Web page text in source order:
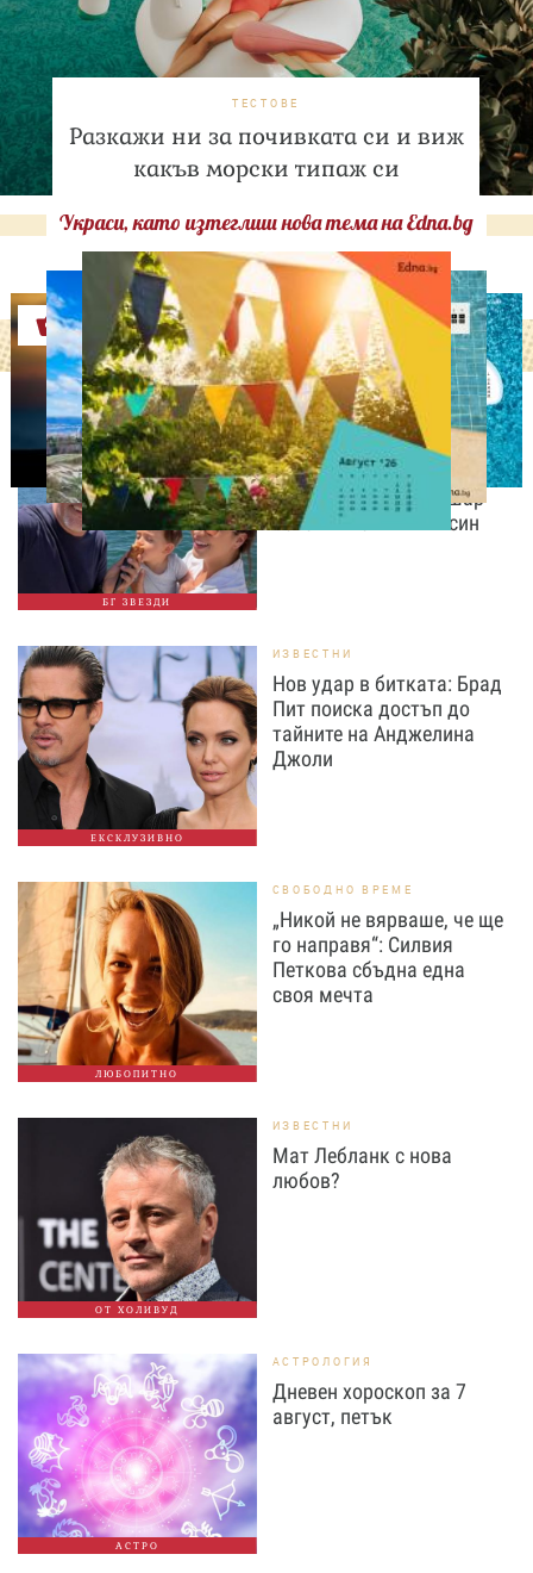
ТЕСТОВЕ
Разкажи ни за почивката си и виж
какъв морски типаж си
Украси, като изтеглиш нова тема на Edna.bg
Оферти
БГ ЗВЕЗДИ
ИЗВЕСТНИ
Любомира Башева
разтопи мрежата с най-
нежните кадри с Башар
Рахал и малкия им син
ЕКСКЛУЗИВНО
ИЗВЕСТНИ
Нов удар в битката: Брад
Пит поиска достъп до
тайните на Анджелина
Джоли
ЛЮБОПИТНО
СВОБОДНО ВРЕМЕ
„Никой не вярваше, че ще
го направя“: Силвия
Петкова сбъдна една
своя мечта
ОТ ХОЛИВУД
ИЗВЕСТНИ
Мат Лебланк с нова
любов?
АСТРО
АСТРОЛОГИЯ
Дневен хороскоп за 7
август, петък